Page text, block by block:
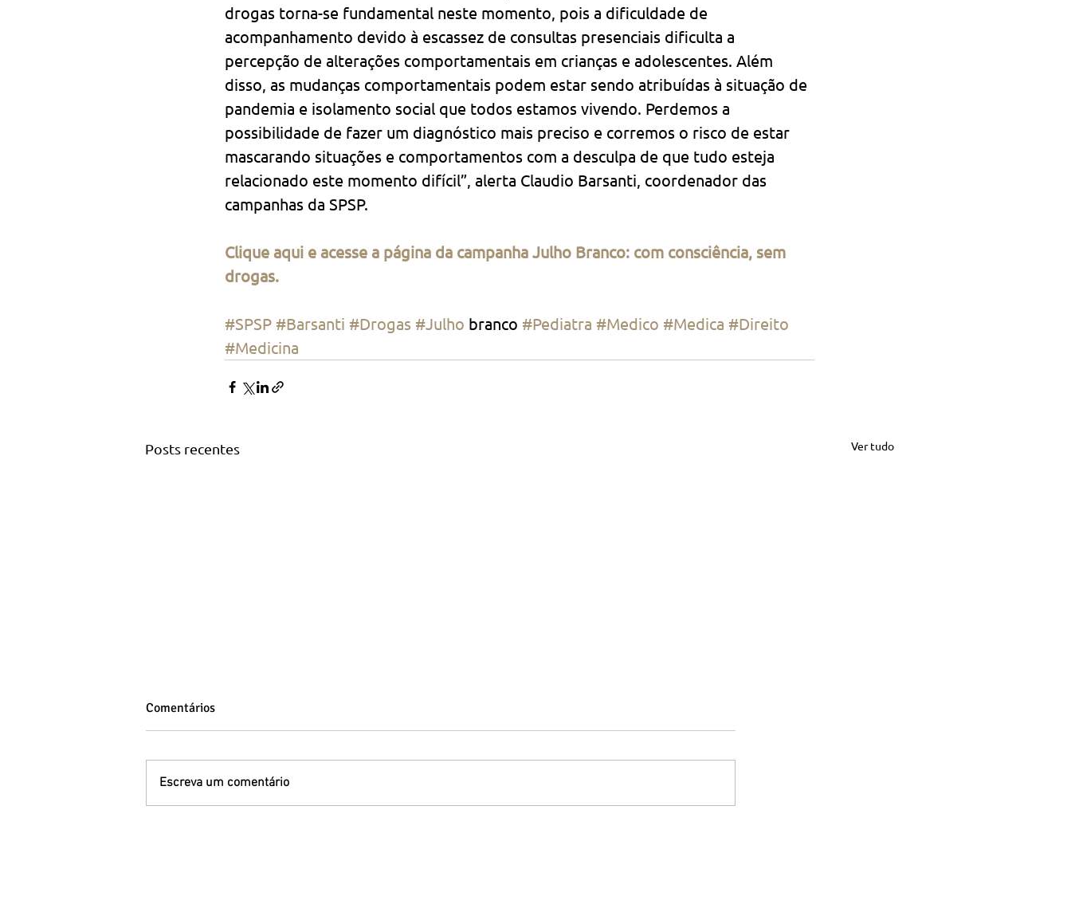
drogas torna-se fundamental neste momento, pois a dificuldade de
acompanhamento devido à escassez de consultas presenciais dificulta a
percepção de alterações comportamentais em crianças e adolescentes. Além
disso, as mudanças comportamentais podem estar sendo atribuídas à situação de
pandemia e isolamento social que todos estamos vivendo. Perdemos a
possibilidade de fazer um diagnóstico mais preciso e corremos o risco de estar
mascarando situações e comportamentos com a desculpa de que tudo esteja
relacionado este momento difícil”, alerta Claudio Barsanti, coordenador das
campanhas da SPSP.
Clique aqui e acesse a página da campanha Julho Branco: com consciência, sem
drogas.
#SPSP #Barsanti #Drogas #Julho branco #Pediatra #Medico #Medica #Direito
#Medicina
Posts recentes Ver tudo
Comentários
Escreva um comentário